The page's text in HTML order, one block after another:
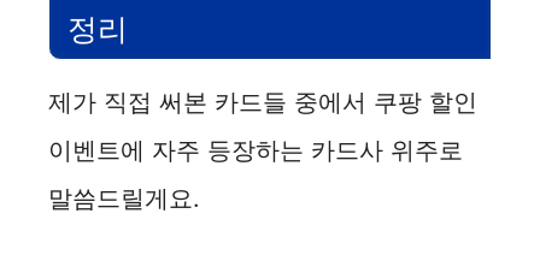
정리
제가 직접 써본 카드들 중에서 쿠팡 할인
이벤트에 자주 등장하는 카드사 위주로
말씀드릴게요.